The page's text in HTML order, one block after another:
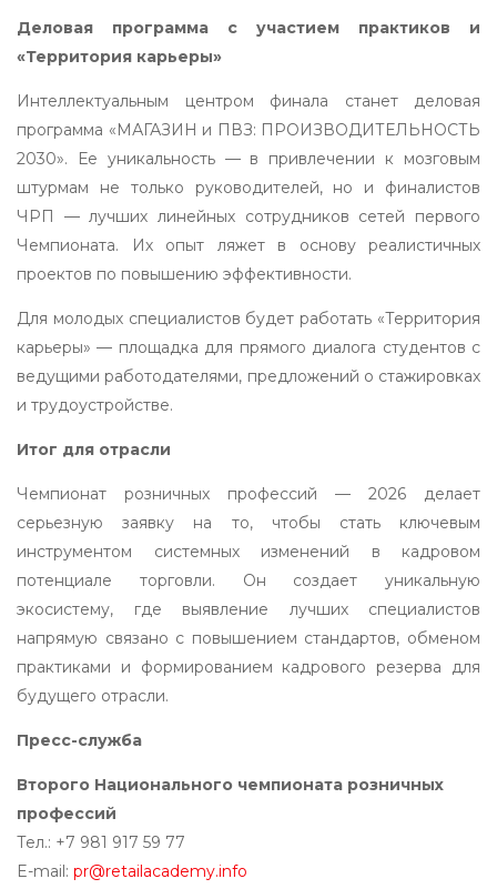
Деловая программа с участием практиков и
«Территория карьеры»
Интеллектуальным центром финала станет деловая
программа «МАГАЗИН и ПВЗ: ПРОИЗВОДИТЕЛЬНОСТЬ
2030». Ее уникальность — в привлечении к мозговым
штурмам не только руководителей, но и финалистов
ЧРП — лучших линейных сотрудников сетей первого
Чемпионата. Их опыт ляжет в основу реалистичных
проектов по повышению эффективности.
Для молодых специалистов будет работать «Территория
карьеры» — площадка для прямого диалога студентов с
ведущими работодателями, предложений о стажировках
и трудоустройстве.
Итог для отрасли
Чемпионат розничных профессий — 2026 делает
серьезную заявку на то, чтобы стать ключевым
инструментом системных изменений в кадровом
потенциале торговли. Он создает уникальную
экосистему, где выявление лучших специалистов
напрямую связано с повышением стандартов, обменом
практиками и формированием кадрового резерва для
будущего отрасли.
Пресс-служба
Второго Национального чемпионата розничных
профессий
Тел.: +7 981 917 59 77
E-mail: pr@retailacademy.info